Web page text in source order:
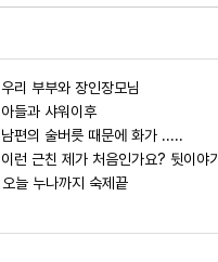
우리 부부와 장인장모님
아들과 샤워이후
남편의 술버릇 때문에 화가 .....
이런 근친 제가 처음인가요? 뒷이야기
오늘 누나까지 숙제끝